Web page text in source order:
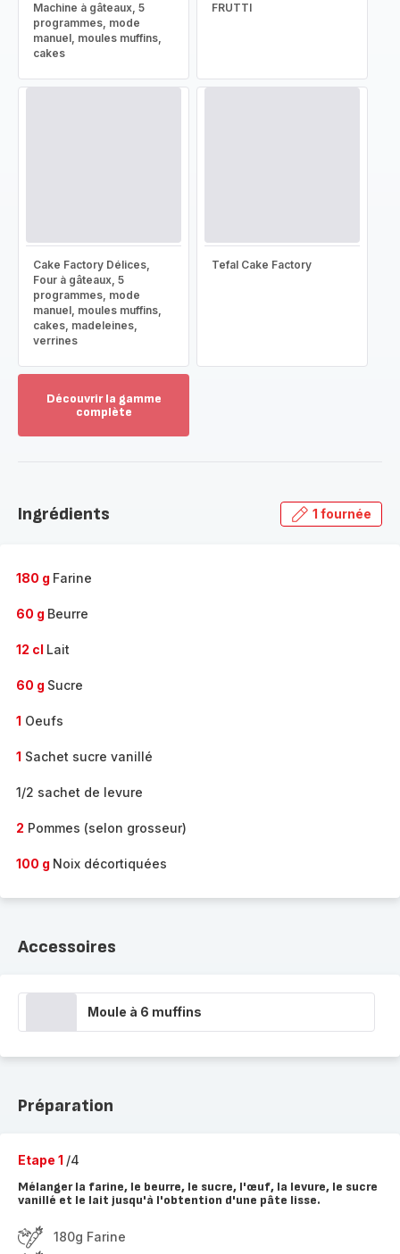
Machine à gâteaux, 5
programmes, mode
manuel, moules muffins,
cakes
FRUTTI
Cake Factory Délices,
Four à gâteaux, 5
programmes, mode
manuel, moules muffins,
cakes, madeleines,
verrines
Tefal Cake Factory
Découvrir la gamme
complète
gamme
Ingrédients 1 fournée
180 g Farine
60 g Beurre
12 cl Lait
60 g Sucre
1 Oeufs
1 Sachet sucre vanillé
1/2 sachet de levure
2 Pommes (selon grosseur)
100 g Noix décortiquées
Accessoires
Moule à 6 muffins
Préparation
Etape 1 /4
Mélanger la farine, le beurre, le sucre, l'œuf, la levure, le sucre
vanillé et le lait jusqu'à l'obtention d'une pâte lisse.
180g Farine